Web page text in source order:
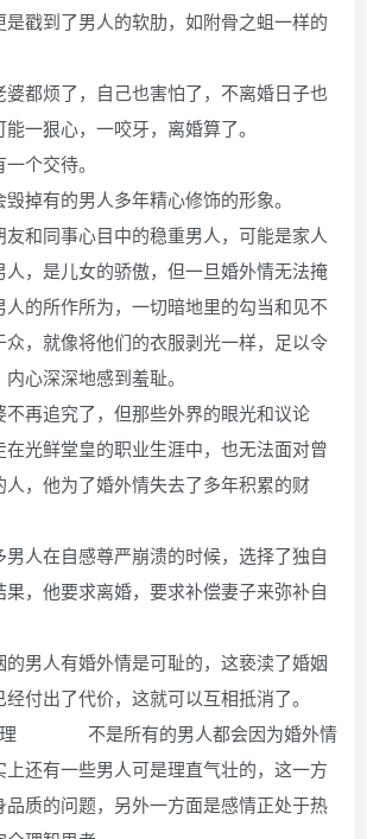
戳到了男人的软肋，如附骨之蛆一样的
都烦了，自己也害怕了，不离婚日子也
一狠心，一咬牙，离婚算了。
个交待。
的男人多年精心修饰的形象。
和同事心目中的稳重男人，可能是家人
，是儿女的骄傲，但一旦婚外情无法掩
的所作所为，一切暗地里的勾当和见不
，就像将他们的衣服剥光一样，足以令
心深深地感到羞耻。
究了，但那些外界的眼光和议论
在光鲜堂皇的职业生涯中，也无法面对曾
，他为了婚外情失去了多年积累的财
自感尊严崩溃的时候，选择了独自
，他要求离婚，要求补偿妻子来弥补自
男人有婚外情是可耻的，这亵渎了婚姻
付出了代价，这就可以互相抵消了。
理 不是所有的男人都会因为婚外情
还有一些男人可是理直气壮的，这一方
质的问题，另外一方面是感情正处于热